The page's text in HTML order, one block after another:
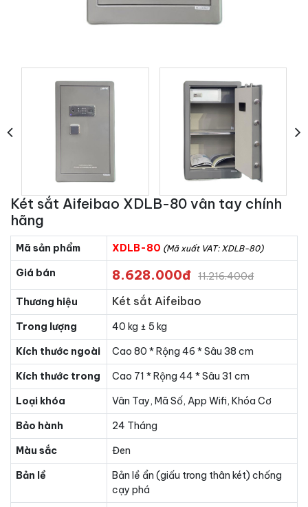
Két sắt Aifeibao XDLB-80 vân tay chính
hãng
Mã sản phẩm XDLB-80 (Mã xuất VAT: XDLB-80)
Giá bán 8.628.000đ 11.216.400đ
Thương hiệu Két sắt Aifeibao
Trong lượng
40 kg ± 5 kg
Kích thước ngoài
Cao 80 * Rộng 46 * Sâu 38 cm
Kích thước trong
Cao 71 * Rộng 44 * Sâu 31 cm
Loại khóa
Vân Tay, Mã Số, App Wifi, Khóa Cơ
Bảo hành
24 Tháng
Màu sắc
Đen
Bản lề
Bản lề ẩn (giấu trong thân két) chống
cạy phá